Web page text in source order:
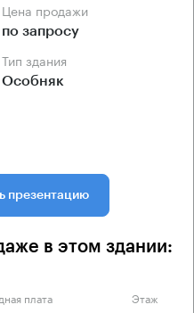
Цена продажи
по запросу
Тип здания
Особняк
презентацию
в этом здании:
плата Этаж